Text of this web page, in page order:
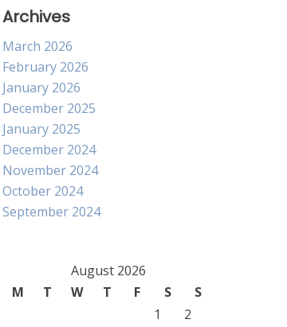
Archives
March 2026
February 2026
January 2026
December 2025
January 2025
December 2024
November 2024
October 2024
September 2024
August 2026
M
T W T F S
S
1
2